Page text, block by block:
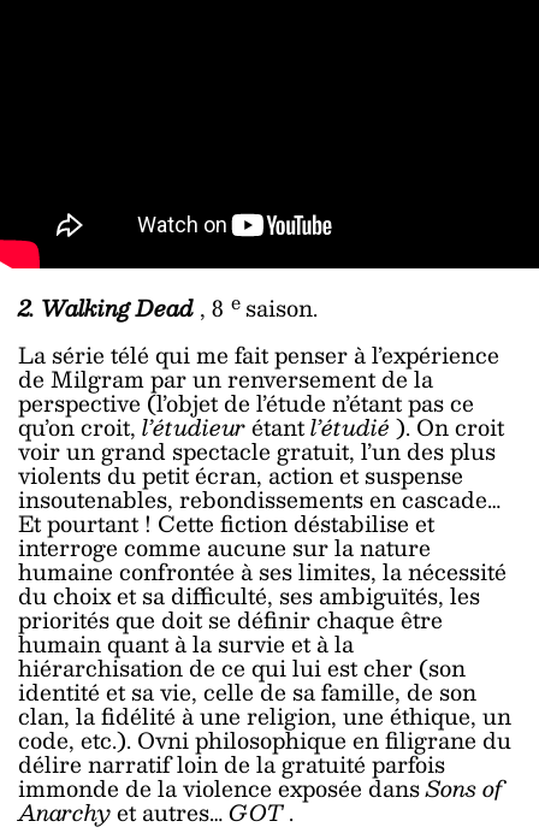
2. Walking Dead, 8 e saison.
La série télé qui me fait penser à l’expérience
de Milgram par un renversement de la
perspective (l’objet de l’étude n’étant pas ce
qu’on croit,l’étudieurétantl’étudié). On croit
voir un grand spectacle gratuit, l’un des plus
violents du petit écran, action et suspense
insoutenables, rebondissements en cascade…
Et pourtant ! Cette fiction déstabilise et
interroge comme aucune sur la nature
humaine confrontée à ses limites, la nécessité
du choix et sa difficulté, ses ambiguïtés, les
priorités que doit se définir chaque être
humain quant à la survie et à la
hiérarchisation de ce qui lui est cher (son
identité et sa vie, celle de sa famille, de son
clan, la fidélité à une religion, une éthique, un
code, etc.). Ovni philosophique en filigrane du
délire narratif loin de la gratuité parfois
immonde de la violence exposée dansSons of
Anarchyet autres…GOT.